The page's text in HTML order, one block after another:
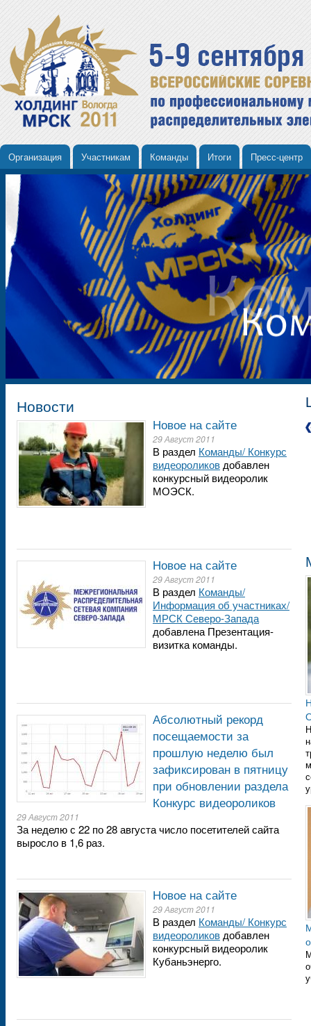
Организация Участникам Команды Итоги Пресс-центр
Новости
Новое на сайте
29 Август 2011
В раздел Команды/ Конкурс
видеороликов добавлен
конкурсный видеоролик
МОЭСК.
Новое на сайте
29 Август 2011
В раздел Команды/
Информация об участниках/
МРСК Северо-Запада
добавлена Презентация-
визитка команды.
Абсолютный рекорд
посещаемости за
прошлую неделю был
зафиксирован в пятницу
при обновлении раздела
Конкурс видеороликов
29 Август 2011
За неделю с 22 по 28 августа число посетителей сайта
выросло в 1,6 раз.
Новое на сайте
29 Август 2011
В раздел Команды/ Конкурс
видеороликов добавлен
конкурсный видеоролик
Кубаньэнерго.